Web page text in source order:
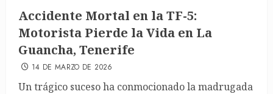
Accidente Mortal en la TF-5:
Motorista Pierde la Vida en La
Guancha, Tenerife
14 DE MARZO DE 2026
Un trágico suceso ha conmocionado la madrugada